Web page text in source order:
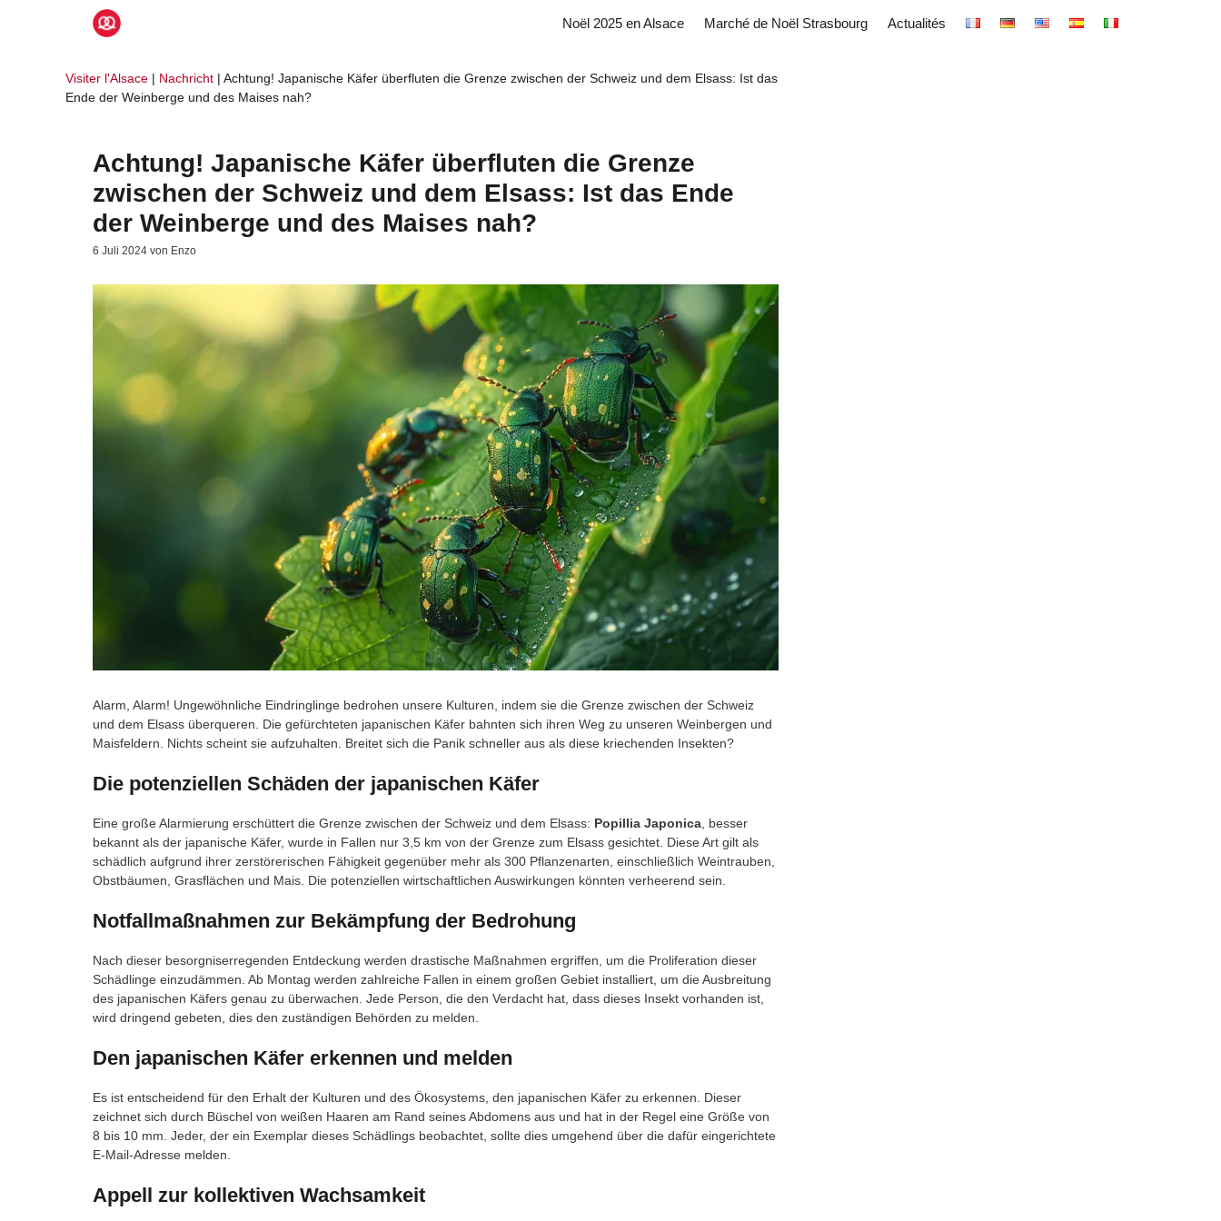
Noël 2025 en Alsace Marché de Noël Strasbourg Actualités
Visiter l'Alsace | Nachricht | Achtung! Japanische Käfer überfluten die Grenze zwischen der Schweiz und dem Elsass: Ist das
Ende der Weinberge und des Maises nah?
Achtung! Japanische Käfer überfluten die Grenze
zwischen der Schweiz und dem Elsass: Ist das Ende
der Weinberge und des Maises nah?
6 Juli 2024 von Enzo
Alarm, Alarm! Ungewöhnliche Eindringlinge bedrohen unsere Kulturen, indem sie die Grenze zwischen der Schweiz
und dem Elsass überqueren. Die gefürchteten japanischen Käfer bahnten sich ihren Weg zu unseren Weinbergen und
Maisfeldern. Nichts scheint sie aufzuhalten. Breitet sich die Panik schneller aus als diese kriechenden Insekten?
Die potenziellen Schäden der japanischen Käfer
Eine große Alarmierung erschüttert die Grenze zwischen der Schweiz und dem Elsass: Popillia Japonica , besser
bekannt als der japanische Käfer, wurde in Fallen nur 3,5 km von der Grenze zum Elsass gesichtet. Diese Art gilt als
schädlich aufgrund ihrer zerstörerischen Fähigkeit gegenüber mehr als 300 Pflanzenarten, einschließlich Weintrauben,
Obstbäumen, Grasflächen und Mais. Die potenziellen wirtschaftlichen Auswirkungen könnten verheerend sein.
Notfallmaßnahmen zur Bekämpfung der Bedrohung
Nach dieser besorgniserregenden Entdeckung werden drastische Maßnahmen ergriffen, um die Proliferation dieser
Schädlinge einzudämmen. Ab Montag werden zahlreiche Fallen in einem großen Gebiet installiert, um die Ausbreitung
des japanischen Käfers genau zu überwachen. Jede Person, die den Verdacht hat, dass dieses Insekt vorhanden ist,
wird dringend gebeten, dies den zuständigen Behörden zu melden.
Den japanischen Käfer erkennen und melden
Es ist entscheidend für den Erhalt der Kulturen und des Ökosystems, den japanischen Käfer zu erkennen. Dieser
zeichnet sich durch Büschel von weißen Haaren am Rand seines Abdomens aus und hat in der Regel eine Größe von
8 bis 10 mm. Jeder, der ein Exemplar dieses Schädlings beobachtet, sollte dies umgehend über die dafür eingerichtete
E-Mail-Adresse melden.
Appell zur kollektiven Wachsamkeit